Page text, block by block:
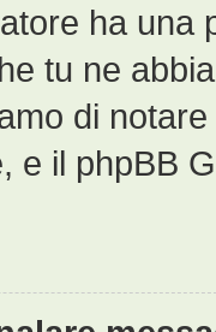
ha una
tu ne
di
e il phpBB